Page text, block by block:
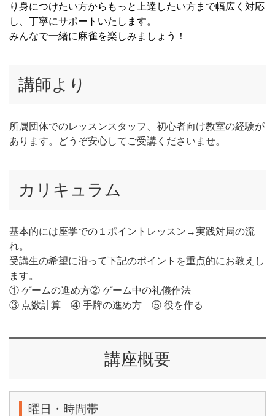
り身につけたい方からもっと上達したい方まで幅広く対応
し、丁寧にサポートいたします。
みんなで一緒に麻雀を楽しみましょう！
講師より
所属団体でのレッスンスタッフ、初心者向け教室の経験が
あります。どうぞ安心してご受講くださいませ。
カリキュラム
基本的には座学での１ポイントレッスン→実践対局の流
れ。
受講生の希望に沿って下記のポイントを重点的にお教えし
ます。
① ゲームの進め方② ゲーム中の礼儀作法
③ 点数計算 ④ 手牌の進め方 ⑤ 役を作る
講座概要
曜日・時間帯